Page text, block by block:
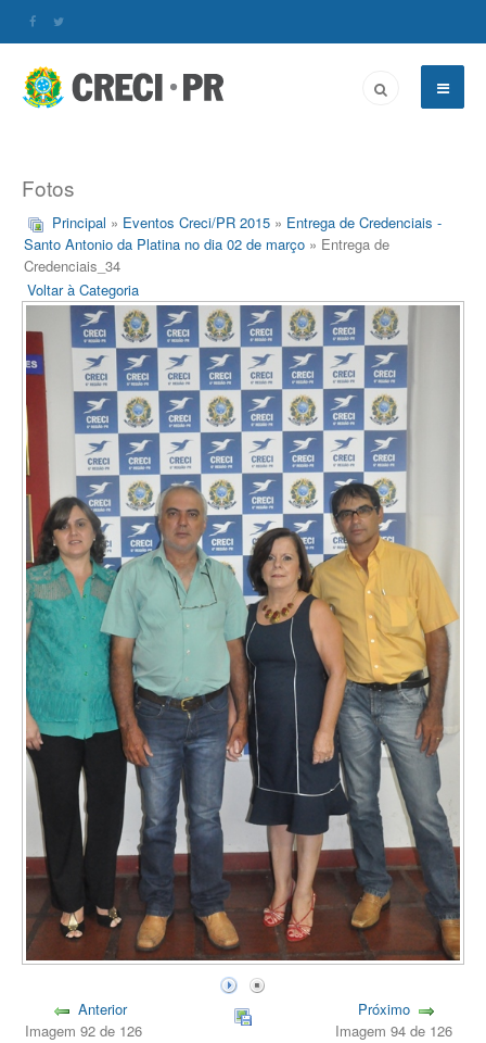
Fotos
Principal » Eventos Creci/PR 2015 » Entrega de Credenciais -
Santo Antonio da Platina no dia 02 de março » Entrega de
Credenciais_34
Voltar à Categoria
Anterior
Imagem 92 de 126
Próximo
Imagem 94 de 126